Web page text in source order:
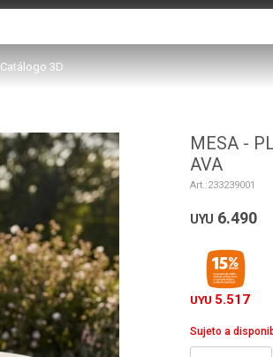
Catálogo 3D
MESA -
AVA
233239001
UYU 6.490
UYU 5.517
Sujeto a